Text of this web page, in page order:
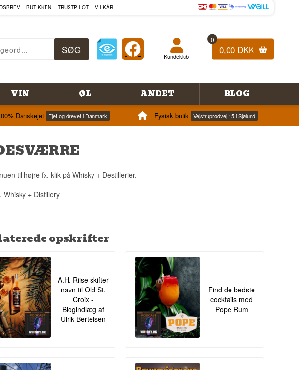
BUTIKKEN TRUSTPILOT VILKÅR
0
0,00 DKK
Kundeklub
VIN ØL ANDET BLOG
Danskejet Ejet og drevet i Danmark Fysisk butik Vejstruprødvej 15 i Sjølund
til højre fx. klik på Whisky + Destillerier.
Whisky + Distillery
opskrifter
A.H. Riise skifter
navn til Old St.
Croix -
Blogindlæg af
Ulrik Bertelsen
Find de bedste
cocktails med
Pope Rum